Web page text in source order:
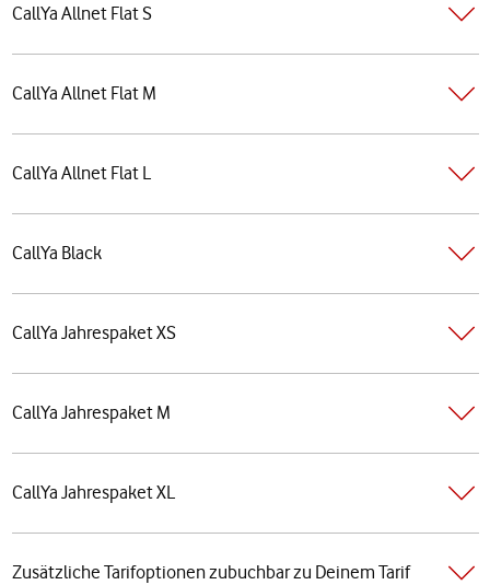
CallYa Allnet Flat S
CallYa Allnet Flat M
CallYa Allnet Flat L
CallYa Black
CallYa Jahrespaket XS
CallYa Jahrespaket M
CallYa Jahrespaket XL
Zusätzliche Tarifoptionen zubuchbar zu Deinem Tarif